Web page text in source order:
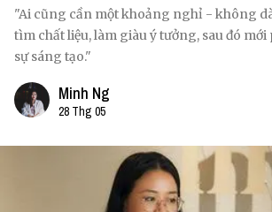
"Ai cũng cần một khoảng nghỉ - không
tìm chất liệu, làm giàu ý tưởng, sau đó
sự sáng tạo."
Minh Ng
28 Thg 05